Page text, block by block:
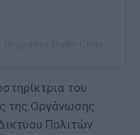
του
της Οργάνωσης
Πολιτών